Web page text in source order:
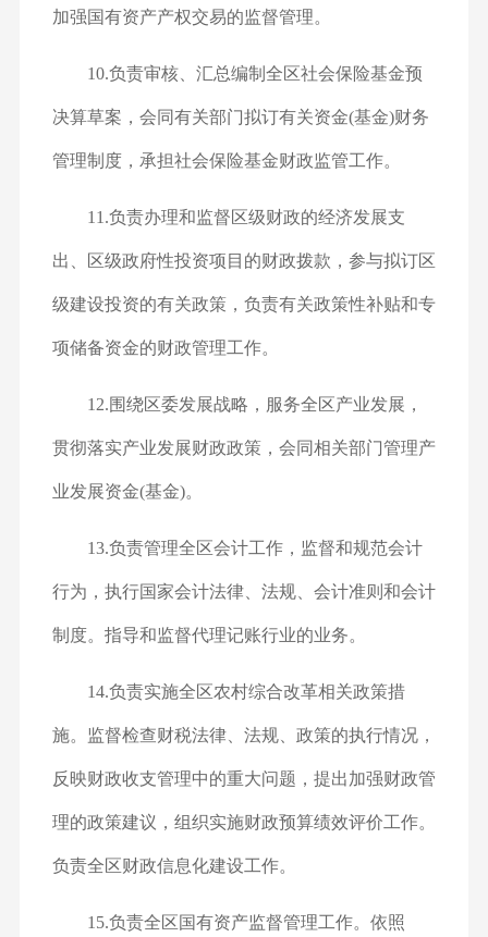
加强国有资产产权交易的监督管理。
10.负责审核、汇总编制全区社会保险基金预
决算草案，会同有关部门拟订有关资金(基金)财务
管理制度，承担社会保险基金财政监管工作。
11.负责办理和监督区级财政的经济发展支
出、区级政府性投资项目的财政拨款，参与拟订区
级建设投资的有关政策，负责有关政策性补贴和专
项储备资金的财政管理工作。
12.围绕区委发展战略，服务全区产业发展，
贯彻落实产业发展财政政策，会同相关部门管理产
业发展资金(基金)。
13.负责管理全区会计工作，监督和规范会计
行为，执行国家会计法律、法规、会计准则和会计
制度。指导和监督代理记账行业的业务。
14.负责实施全区农村综合改革相关政策措
施。监督检查财税法律、法规、政策的执行情况，
反映财政收支管理中的重大问题，提出加强财政管
理的政策建议，组织实施财政预算绩效评价工作。
负责全区财政信息化建设工作。
15.负责全区国有资产监督管理工作。依照